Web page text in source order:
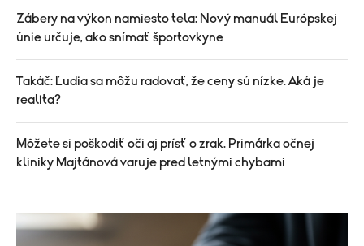
Zábery na výkon namiesto tela: Nový manuál Európskej
únie určuje, ako snímať športovkyne
Takáč: Ľudia sa môžu radovať, že ceny sú nízke. Aká je
realita?
Môžete si poškodiť oči aj prísť o zrak. Primárka očnej
kliniky Majtánová varuje pred letnými chybami